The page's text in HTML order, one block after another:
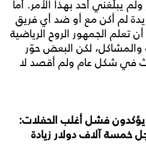
يبلّغني أحد بهذا الأمر. أما
لم أكن مع أو ضد أي فريق
تعلم الجمهور الروح الرياضية
لكن البعض حوّر
في شكل عام ولم أقصد لا
فشل أغلب الحفلات:
خمسة آلاف دولار زيادة